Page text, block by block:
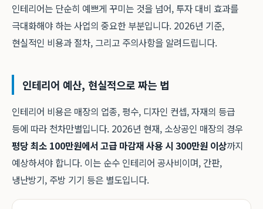
인테리어는 단순히 예쁘게 꾸미는 것을 넘어, 투자 대비 효과를
극대화해야 하는 사업의 중요한 부분입니다. 2026년 기준,
현실적인 비용과 절차, 그리고 주의사항을 알려드립니다.
인테리어 예산, 현실적으로 짜는 법
인테리어 비용은 매장의 업종, 평수, 디자인 컨셉, 자재의 등급
등에 따라 천차만별입니다. 2026년 현재, 소상공인 매장의 경우
평당 최소 100만원에서 고급 마감재 사용 시 300만원 이상까지
예상하셔야 합니다. 이는 순수 인테리어 공사비이며, 간판,
냉난방기, 주방 기기 등은 별도입니다.